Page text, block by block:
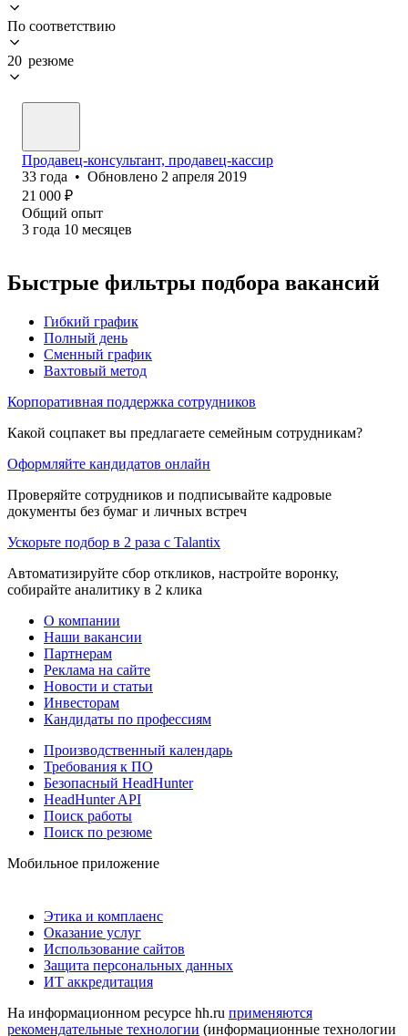
По соответствию
20 резюме
Продавец-консультант, продавец-кассир
33 года • Обновлено 2 апреля 2019
21 000 ₽
Общий опыт
3 года 10 месяцев
Быстрые фильтры подбора вакансий
Гибкий график
Полный день
Сменный график
Вахтовый метод
Корпоративная поддержка сотрудников
Какой соцпакет вы предлагаете семейным сотрудникам?
Оформляйте кандидатов онлайн
Проверяйте сотрудников и подписывайте кадровые
документы без бумаг и личных встреч
Ускорьте подбор в 2 раза с Talantix
Автоматизируйте сбор откликов, настройте воронку,
собирайте аналитику в 2 клика
О компании
Наши вакансии
Партнерам
Реклама на сайте
Новости и статьи
Инвесторам
Кандидаты по профессиям
Производственный календарь
Требования к ПО
Безопасный HeadHunter
HeadHunter API
Поиск работы
Поиск по резюме
Мобильное приложение
Этика и комплаенс
Оказание услуг
Использование сайтов
Защита персональных данных
ИТ аккредитация
На информационном ресурсе hh.ru применяются
рекомендательные технологии (информационные технологии